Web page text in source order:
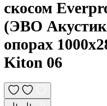
скосом
(ЭВО
опорах
Kiton 06